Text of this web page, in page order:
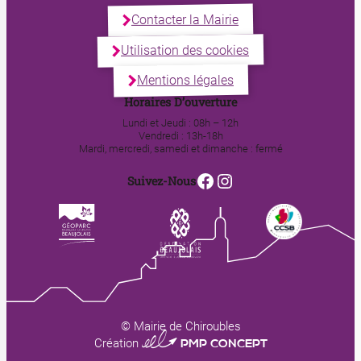
Contacter la Mairie
Utilisation des cookies
Mentions légales
Horaires D’ouverture
Lundi et Jeudi : 08h – 12h
Vendredi : 13h-18h
Mardi, mercredi, samedi et dimanche : fermé
Suivez-NousFacebook
Instagram
© Mairie de Chiroubles
Création 0123 PMP CONCEPT